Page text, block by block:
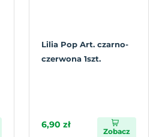
Lilia Pop Art. czarno-
czerwona 1szt.
6,90 zł
Zobacz